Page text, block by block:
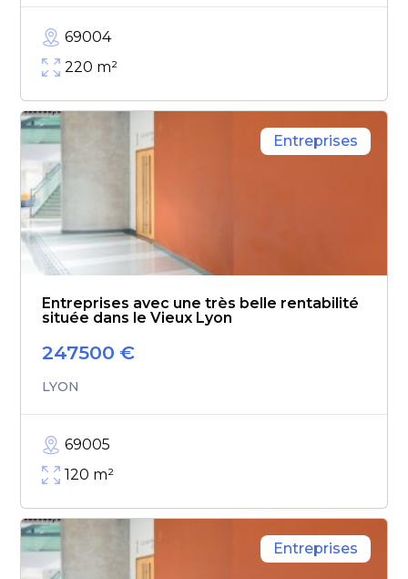
69004
220 m²
Entreprises
Entreprises avec une très belle rentabilité
située dans le Vieux Lyon
247500 €
LYON
69005
120 m²
Entreprises